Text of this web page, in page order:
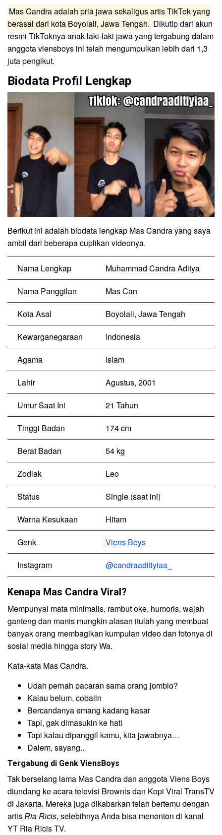
Mas Candra adalah pria jawa sekaligus artis TikTok yang
berasal dari kota Boyolali, Jawa Tengah. Dikutip dari akun
resmi TikToknya anak laki-laki jawa yang tergabung dalam
anggota viensboys ini telah mengumpulkan lebih dari 1,3
juta pengikut.
Biodata Profil Lengkap
Berikut ini adalah biodata lengkap Mas Candra yang saya
ambil dari beberapa cuplikan videonya.
Nama Lengkap
Muhammad Candra Aditya
Nama Panggilan
Mas Can
Kota Asal
Boyolali, Jawa Tengah
Kewarganegaraan
Indonesia
Agama
Islam
Lahir
Agustus, 2001
Umur Saat Ini
21 Tahun
Tinggi Badan
174 cm
Berat Badan
54 kg
Zodiak
Leo
Status
Single (saat ini)
Warna Kesukaan
Hitam
Genk
Viens Boys
Instagram
@candraaditiyiaa_
Kenapa Mas Candra Viral?
Mempunyai mata minimalis, rambut oke, humoris, wajah
ganteng dan manis mungkin alasan itulah yang membuat
banyak orang membagikan kumpulan video dan fotonya di
sosial media hingga story Wa.
Kata-kata Mas Candra.
Udah pernah pacaran sama orang jomblo?
Kalau belum, cobaiin
Bercandanya emang kadang kasar
Tapi, gak dimasukin ke hati
Tapi kalau dipanggil kamu, kita jawabnya…
Dalem, sayang..
Tergabung di Genk ViensBoys
Tak berselang lama Mas Candra dan anggota Viens Boys
diundang ke acara televisi Brownis dan Kopi Viral TransTV
di Jakarta. Mereka juga dikabarkan telah bertemu dengan
artisRia Ricis, selebihnya Anda bisa menonton di kanal
YT Ria Ricis TV.